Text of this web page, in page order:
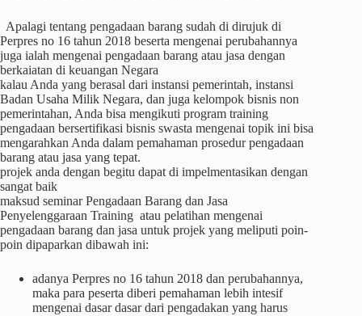
Apalagi tentang pengadaan barang sudah di dirujuk di
Perpres no 16 tahun 2018 beserta mengenai perubahannya
juga ialah mengenai pengadaan barang atau jasa dengan
berkaiatan di keuangan Negara
kalau Anda yang berasal dari instansi pemerintah, instansi
Badan Usaha Milik Negara, dan juga kelompok bisnis non
pemerintahan, Anda bisa mengikuti program training
pengadaan bersertifikasi bisnis swasta mengenai topik ini bisa
mengarahkan Anda dalam pemahaman prosedur pengadaan
barang atau jasa yang tepat.
projek anda dengan begitu dapat di impelmentasikan dengan
sangat baik
maksud seminar Pengadaan Barang dan Jasa
Penyelenggaraan Training atau pelatihan mengenai
pengadaan barang dan jasa untuk projek yang meliputi poin-
poin dipaparkan dibawah ini:
adanya Perpres no 16 tahun 2018 dan perubahannya,
maka para peserta diberi pemahaman lebih intesif
mengenai dasar dasar dari pengadakan yang harus